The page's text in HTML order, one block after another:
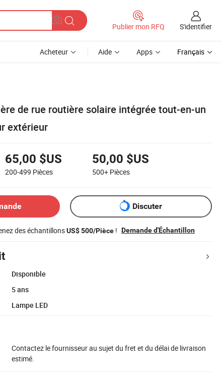
Publier mon RFQ S'identifier
Acheteur Aide Apps Français
de rue routière solaire intégrée tout-en-un
extérieur
65,00 $US
200-499 Pièces
50,00 $US
500+ Pièces
Discuter
des échantillonsUS$ 500/Pièce ! Demande d'Échantillon
Disponible
5 ans
Lampe LED
Contactez le fournisseur au sujet du fret et du délai de livraison
estimé.